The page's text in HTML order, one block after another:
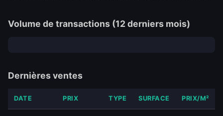
Volume de transactions (12 derniers mois)
Dernières ventes
DATE PRIX TYPE SURFACE PRIX/M²